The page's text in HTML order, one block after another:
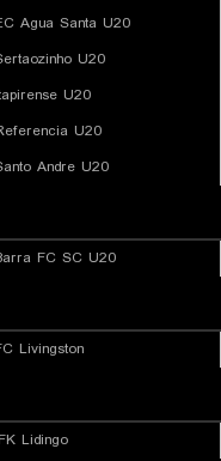
Agua Santa U20
U20
U20
U20
Andre U20
FC SC U20
Livingston
Lidingo